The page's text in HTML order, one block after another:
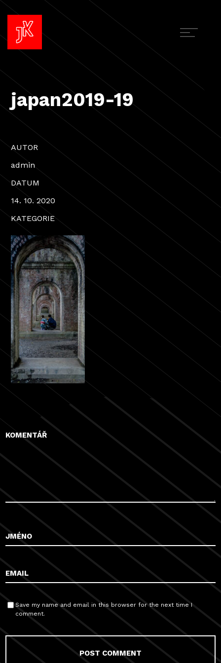
japan2019-19
AUTOR
admin
DATUM
14. 10. 2020
KATEGORIE
Save my name and email in this browser for the next time I
comment.